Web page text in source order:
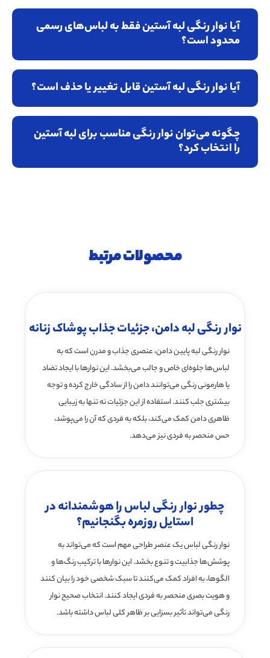
آیا نوار رنگی لبه آستین فقط به لباس‌های رسمی
محدود است؟
آیا نوار رنگی لبه آستین قابل تغییر یا حذف است؟
چگونه می‌توان نوار رنگی مناسب برای لبه آستین
را انتخاب کرد؟
محصولات مرتبط
نوار رنگی لبه دامن، جزئیات جذاب پوشاک زنانه
نوار رنگی لبه پایین دامن، عنصری جذاب و مدرن است که به
لباس‌ها جلوه‌ای خاص و جالب می‌بخشد. این نوارها با ایجاد تضاد
یا هارمونی رنگی می‌توانند دامن را از سادگی خارج کرده و توجه
بیشتری جلب کنند. استفاده از این جزئیات نه تنها به زیبایی
ظاهری دامن کمک می‌کند، بلکه به فردی که آن را می‌پوشد،
حس منحصر به فردی نیز می‌دهد.
چطور نوار رنگی لباس را هوشمندانه در
استایل روزمره بگنجانیم؟
نوار رنگی لباس یک عنصر طراحی مهم است که می‌تواند به
پوشش‌ها جذابیت و تنوع بخشد. این نوارها با ترکیب رنگ‌ها و
الگوها، به افراد کمک می‌کنند تا سبک شخصی خود را بیان کنند
و هویت بصری منحصر به فردی ایجاد کنند. انتخاب صحیح نوار
رنگی می‌تواند تأثیر بسزایی بر ظاهر کلی لباس داشته باشد.